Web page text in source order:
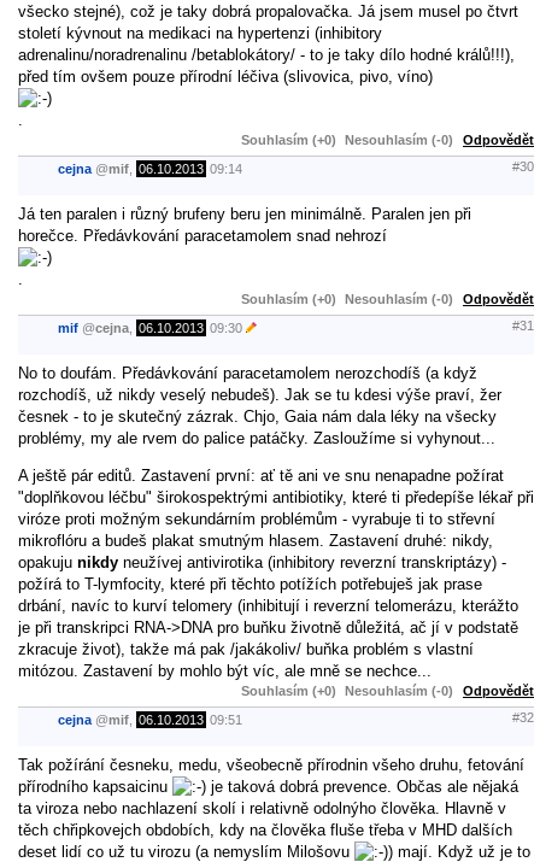
všecko stejné), což je taky dobrá propalovačka. Já jsem musel po čtvrt
století kývnout na medikaci na hypertenzi (inhibitory
adrenalinu/noradrenalinu /betablokátory/ - to je taky dílo hodné králů!!!),
před tím ovšem pouze přírodní léčiva (slivovica, pivo, víno)
Souhlasím (+0) Nesouhlasím (-0) Odpovědět
cejna @mif 06.10.2013 09:14 #30
Já ten paralen i různý brufeny beru jen minimálně. Paralen jen při
horečce. Předávkování paracetamolem snad nehrozí
Souhlasím (+0) Nesouhlasím (-0) Odpovědět
mif @cejna 06.10.2013 09:30 #31
No to doufám. Předávkování paracetamolem nerozchodíš (a když
rozchodíš, už nikdy veselý nebudeš). Jak se tu kdesi výše praví, žer
česnek - to je skutečný zázrak. Chjo, Gaia nám dala léky na všecky
problémy, my ale rvem do palice patáčky. Zasloužíme si vyhynout...
A ještě pár editů. Zastavení první: ať tě ani ve snu nenapadne požírat
"doplňkovou léčbu" širokospektrými antibiotiky, které ti předepíše lékař při
viróze proti možným sekundárním problémům - vyrabuje ti to střevní
mikroflóru a budeš plakat smutným hlasem. Zastavení druhé: nikdy,
opakuju nikdy neužívej antivirotika (inhibitory reverzní transkriptázy) -
požírá to T-lymfocity, které při těchto potížích potřebuješ jak prase
drbání, navíc to kurví telomery (inhibitují i reverzní telomerázu, kterážto
je při transkripci RNA->DNA pro buňku životně důležitá, ač jí v podstatě
zkracuje život), takže má pak /jakákoliv/ buňka problém s vlastní
mitózou. Zastavení by mohlo být víc, ale mně se nechce...
Souhlasím (+0) Nesouhlasím (-0) Odpovědět
cejna @mif 06.10.2013 09:51 #32
Tak požírání česneku, medu, všeobecně přírodnin všeho druhu, fetování
přírodního kapsaicinu
je taková dobrá prevence. Občas ale nějaká
ta viroza nebo nachlazení skolí i relativně odolnýho člověka. Hlavně v
těch chřipkovejch obdobích, kdy na člověka fluše třeba v MHD dalších
deset lidí co už tu virozu (a nemyslím Milošovu
) mají. Když už je to